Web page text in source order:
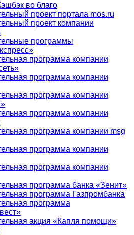
во благо
проект портала mos.ru
проект компании
программы
программа компании
программа компании
программа компании
программа компании
программа компании msg
программа компании
программа компании
программа банка «Зенит»
программа Газпромбанка
программа
акция «Капля помощи»